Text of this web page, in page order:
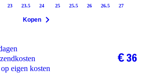
23 23.5 24 25 25.5 26 26.5 27
Kopen
eigen kosten
€ 36